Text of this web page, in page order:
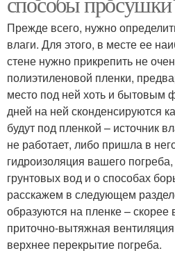
Прежде всего, нужно
влаги. Для этого, в месте ее
стене нужно прикрепить не
полиэтиленовой пленки,
место под ней хоть и бытовым
дней на ней сконденсируются
будут под пленкой – источник
не работает, либо пришла в
гидроизоляция вашего
грунтовых вод и о способах
расскажем в следующем
образуются на пленке – скорее
приточно-вытяжная
верхнее перекрытие погреба.